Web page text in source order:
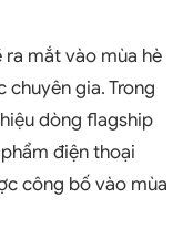
ra mắt vào mùa hè
chuyên gia. Trong
dòng flagship
điện thoại
công bố vào mùa